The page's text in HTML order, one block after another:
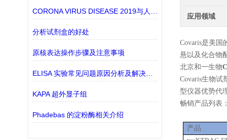
分析试剂盒的好处
原核表达操作步骤及注意事项
ELISA 实验常见问题原因分析及解决办法
KAPA 超外显子组
Phadebas 的淀粉酶相关介绍
应用领域
Covaris是美
悬以及化合物
北京和一生物
Covaris生物试
型仪器优势代
畅销产品列表
产品